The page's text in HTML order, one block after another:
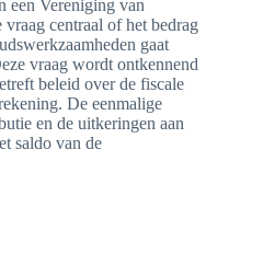
een Vereniging van
centraal of het bedrag
gaat
vraag wordt ontkennend
beleid over de fiscale
De eenmalige
en de uitkeringen aan
saldo van de